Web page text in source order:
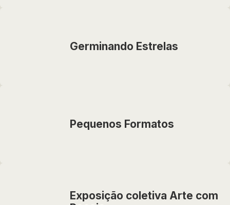
Germinando Estrelas
Pequenos Formatos
Exposição coletiva Arte com